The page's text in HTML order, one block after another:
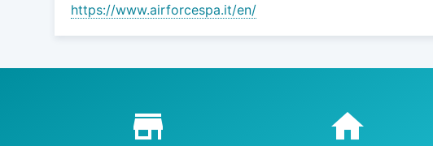
https://www.airforcespa.it/en/
Proč nakupovat u nás?
store_mall_directory home